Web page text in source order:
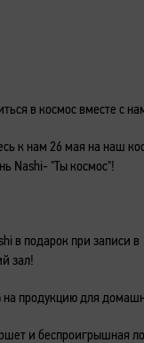
в космос вместе с
к нам 26 мая на наш
Nashi- "Ты космос"!
в подарок при записи в
зал!
на продукцию для
и беспроигрышная